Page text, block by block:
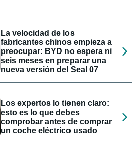
La velocidad de los
fabricantes chinos empieza a
preocupar: BYD no espera ni
seis meses en preparar una
nueva versión del Seal 07
Los expertos lo tienen claro:
esto es lo que debes
comprobar antes de comprar
un coche eléctrico usado